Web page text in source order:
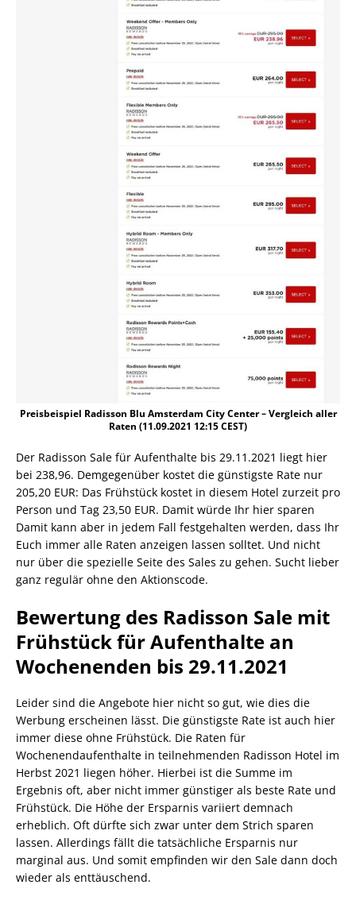
Preisbeispiel Radisson Blu Amsterdam City Center – Vergleich aller
Raten (11.09.2021 12:15 CEST)
Der Radisson Sale für Aufenthalte bis 29.11.2021 liegt hier
bei 238,96. Demgegenüber kostet die günstigste Rate nur
205,20 EUR: Das Frühstück kostet in diesem Hotel zurzeit pro
Person und Tag 23,50 EUR. Damit würde Ihr hier sparen
Damit kann aber in jedem Fall festgehalten werden, dass Ihr
Euch immer alle Raten anzeigen lassen solltet. Und nicht
nur über die spezielle Seite des Sales zu gehen. Sucht lieber
ganz regulär ohne den Aktionscode.
Bewertung des Radisson Sale mit
Frühstück für Aufenthalte an
Wochenenden bis 29.11.2021
Leider sind die Angebote hier nicht so gut, wie dies die
Werbung erscheinen lässt. Die günstigste Rate ist auch hier
immer diese ohne Frühstück. Die Raten für
Wochenendaufenthalte in teilnehmenden Radisson Hotel im
Herbst 2021 liegen höher. Hierbei ist die Summe im
Ergebnis oft, aber nicht immer günstiger als beste Rate und
Frühstück. Die Höhe der Ersparnis variiert demnach
erheblich. Oft dürfte sich zwar unter dem Strich sparen
lassen. Allerdings fällt die tatsächliche Ersparnis nur
marginal aus. Und somit empfinden wir den Sale dann doch
wieder als enttäuschend.